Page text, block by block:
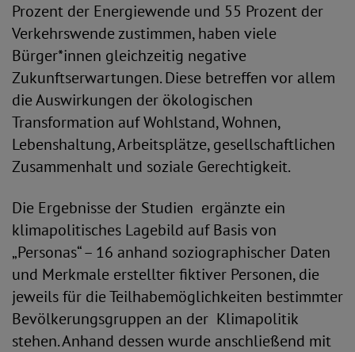
Prozent der Energiewende und 55 Prozent der
Verkehrswende zustimmen, haben viele
Bürger*innen gleichzeitig negative
Zukunftserwartungen. Diese betreffen vor allem
die Auswirkungen der ökologischen
Transformation auf Wohlstand, Wohnen,
Lebenshaltung, Arbeitsplätze, gesellschaftlichen
Zusammenhalt und soziale Gerechtigkeit.
Die Ergebnisse der Studien ergänzte ein
klimapolitisches Lagebild auf Basis von
„Personas“ – 16 anhand soziographischer Daten
und Merkmale erstellter fiktiver Personen, die
jeweils für die Teilhabemöglichkeiten bestimmter
Bevölkerungsgruppen an der Klimapolitik
stehen. Anhand dessen wurde anschließend mit